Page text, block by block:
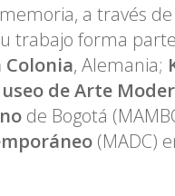
a través de
trabajo forma
Colonia, Alemania;
de Arte
de Bogotá
(MADC)